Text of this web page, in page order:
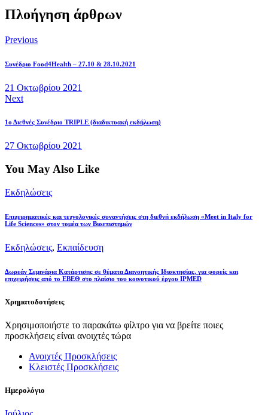
Πλοήγηση άρθρων
Previous
Συνέδριο Food4Health – 27.10 & 28.10.2021
21 Οκτωβρίου 2021
Next
1ο Διεθνές Συνέδριο TRIPLE (διαδικτυακή εκδήλωση)
27 Οκτωβρίου 2021
You May Also Like
Εκδηλώσεις
Επιχειρηματικές και τεχνολογικές συναντήσεις στη διεθνή εκδήλωση «Meet in Italy for
Life Sciences» στον τομέα των Βιοεπιστημών
Εκδηλώσεις, Εκπαίδευση
Δωρεάν Σεμινάρια Κατάρτισης σε θέματα Διανοητικής Ιδιοκτησίας, για φορείς και
επιχειρήσεις από το ΕΒΕΘ στο πλαίσιο του κοινοτικού έργου IPMED
Χρηματοδοτήσεις
Χρησιμοποιήστε το παρακάτω φίλτρο για να βρείτε ποιες
προσκλήσεις είναι ανοιχτές τώρα
Ανοιχτές Προσκλήσεις
Κλειστές Προσκλήσεις
Ημερολόγιο